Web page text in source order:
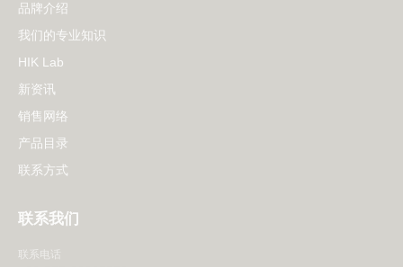
品牌介绍
我们的专业知识
HIK Lab
新资讯
销售网络
产品目录
联系方式
联系我们
联系电话